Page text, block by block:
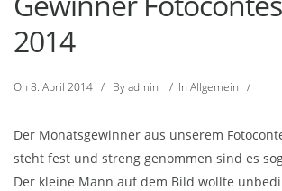
2014
On 8. April 2014 / Byadmin / In Allgemein /
Der Monatsgewinner aus unserem
steht fest und streng genommen sind es
Der kleine Mann auf dem Bild wollte